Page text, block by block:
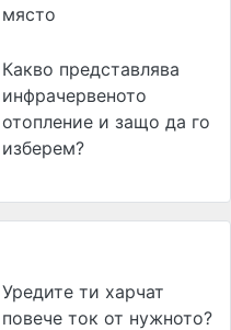
място
Какво представлява
инфрачервеното
отопление и защо да го
изберем?
Уредите ти харчат
повече ток от нужното?